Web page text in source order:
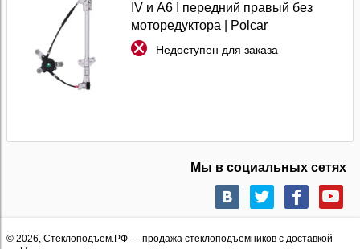
IV и A6 I передний правый без
моторедуктора | Polcar
Недоступен для заказа
Мы в социальных сетях
© 2026, Стеклоподъем.РФ — продажа стеклоподъемников с доставкой